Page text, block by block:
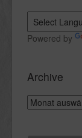
Powered by
Archive
Archive